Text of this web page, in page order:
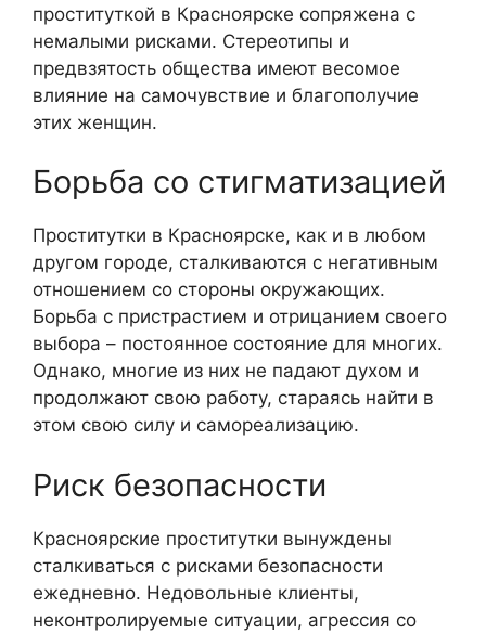
проституткой в Красноярске сопряжена с
немалыми рисками. Стереотипы и
предвзятость общества имеют весомое
влияние на самочувствие и благополучие
этих женщин.
Борьба со стигматизацией
Проститутки в Красноярске, как и в любом
другом городе, сталкиваются с негативным
отношением со стороны окружающих.
Борьба с пристрастием и отрицанием своего
выбора – постоянное состояние для многих.
Однако, многие из них не падают духом и
продолжают свою работу, стараясь найти в
этом свою силу и самореализацию.
Риск безопасности
Красноярские проститутки вынуждены
сталкиваться с рисками безопасности
ежедневно. Недовольные клиенты,
неконтролируемые ситуации, агрессия со